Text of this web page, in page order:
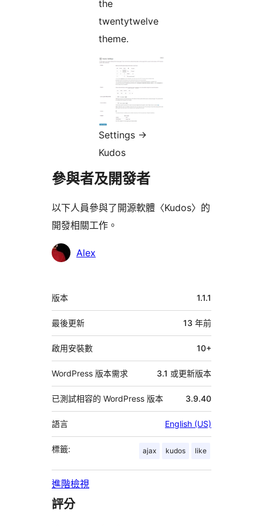
the
twentytwelve
theme.
Settings ->
Kudos
參與者及開發者
以下人員參與了開源軟體〈Kudos〉的
開發相關工作。
參
Alex
中
繼
資
料
版本 1.1.1
最後更新 13 年前
啟用安裝數 10+
WordPress 版本需求 3.1 或更新版本
已測試相容的 WordPress 版本 3.9.40
語言 English (US)
標籤: ajax kudos like
進階檢視
評分